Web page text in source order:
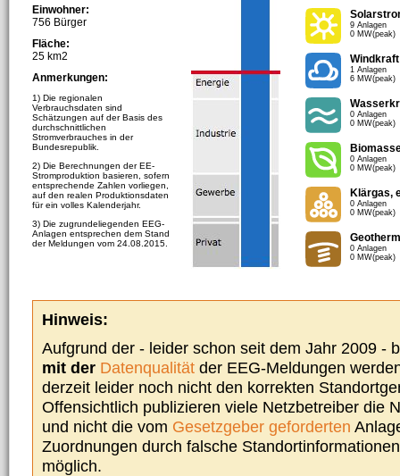
Einwohner:
756 Bürger
Fläche:
25 km2
Anmerkungen:
1) Die regionalen
Verbrauchsdaten sind
Schätzungen auf der Basis des
durchschnittlichen
Stromverbrauches in der
Bundesrepublik.
2) Die Berechnungen der EE-
Stromproduktion basieren, sofern
entsprechende Zahlen vorliegen,
auf den realen Produktionsdaten
für ein volles Kalenderjahr.
3) Die zugrundeliegenden EEG-
Anlagen entsprechen dem Stand
der Meldungen vom 24.08.2015.
9 Anlagen
0 MW(peak)
Windkraft
1 Anlagen
6 MW(peak)
0 Anlagen
0 MW(peak)
0 Anlagen
0 MW(peak)
Klärgas,
0 Anlagen
0 MW(peak)
0 Anlagen
0 MW(peak)
Hinweis:
Aufgrund der - leider schon seit dem Jahr 2009 -
mit der Datenqualität der EEG-Meldungen
derzeit leider noch nicht den korrekten
Offensichtlich publizieren viele Netzbetreiber die
und nicht die vom Gesetzgeber geforderten
Zuordnungen durch falsche
möglich.